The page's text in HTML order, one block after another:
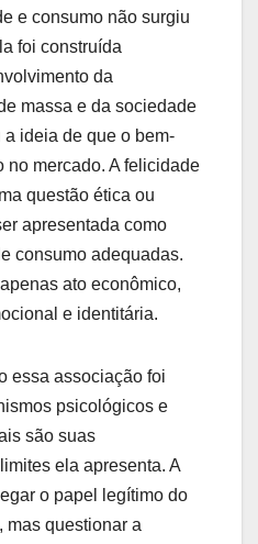
e consumo não surgiu
foi construída
da
massa e da sociedade
ideia de que o bem-
no mercado. A felicidade
questão ética ou
apresentada como
consumo adequadas.
ato econômico,
e identitária.
essa associação foi
psicológicos e
são suas
ela apresenta. A
o papel legítimo do
mas questionar a